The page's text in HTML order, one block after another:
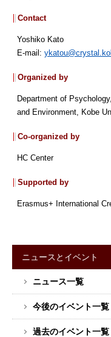
Contact
Yoshiko Kato
E-mail:
Organized by
Department of
and Environment, Kobe
Co-organized by
HC Center
Supported by
Erasmus+ International
ー
ニュースとイベント
ニュース一覧
今後のイベント一覧
過去のイベント一覧